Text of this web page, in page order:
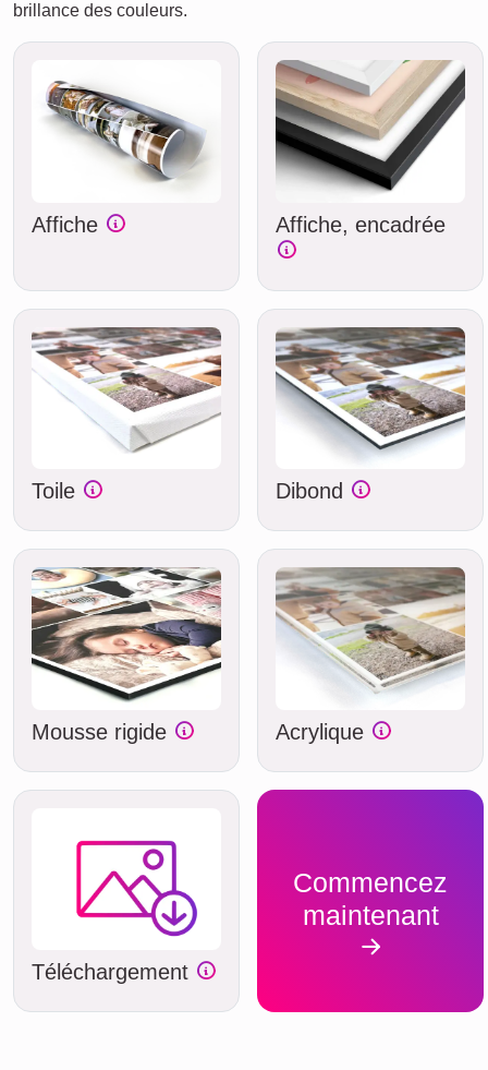
brillance des couleurs.
Affiche Affiche, encadrée
Toile Dibond
Mousse rigide Acrylique
Téléchargement
Commencez
maintenant